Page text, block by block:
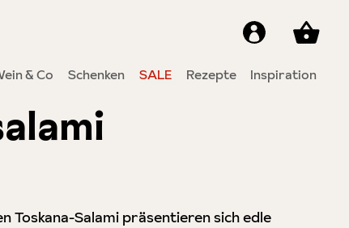
& Co Schenken SALE Rezepte Inspiration
Toskana-Salami präsentieren sich edle